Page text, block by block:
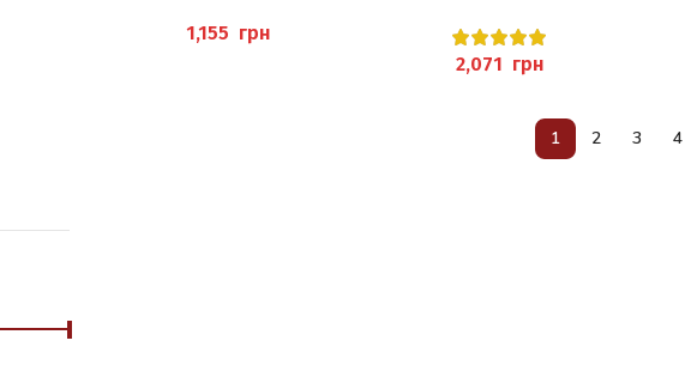
CLOTRIMAZOL) PEDIBAEHR
грн
грн
1 2 3 4